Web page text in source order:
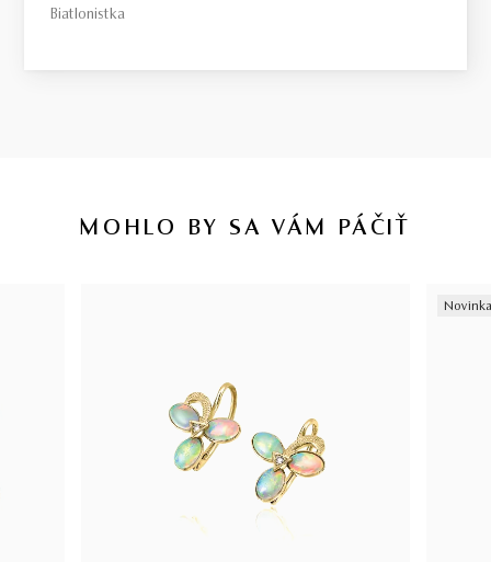
Biatlonistka
MOHLO BY SA VÁM PÁČIŤ
Novinka